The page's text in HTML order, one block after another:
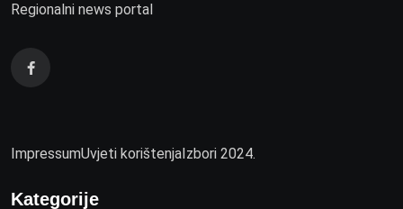
Regionalni news portal
ImpressumUvjeti korištenjaIzbori 2024.
Kategorije